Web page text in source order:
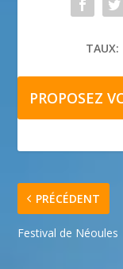
TAUX:
PROPOSEZ
PRÉCÉDENT
Festival de Néoules